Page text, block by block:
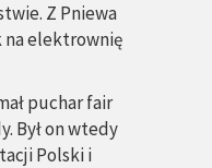
Z Pniewa
na elektrownię
puchar fair
Był on wtedy
Polski i